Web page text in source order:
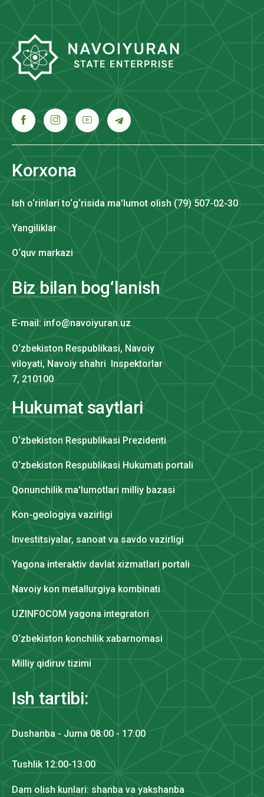
Korxona
Ish o‘rinlari to‘g‘risida ma'lumot olish (79) 507-02-30
Yangiliklar
O‘quv markazi
Biz bilan bog‘lanish
E-mail: info@navoiyuran.uz
O‘zbekiston Respublikasi, Navoiy
viloyati, Navoiy shahri Inspektorlar
7, 210100
Hukumat saytlari
O‘zbekiston Respublikasi Prezidenti
O‘zbekiston Respublikasi Hukumati portali
Qonunchilik ma'lumotlari milliy bazasi
Kon-geologiya vazirligi
Investitsiyalar, sanoat va savdo vazirligi
Yagona interaktiv davlat xizmatlari portali
Navoiy kon metallurgiya kombinati
UZINFOCOM yagona integratori
O‘zbekiston konchilik xabarnomasi
Milliy qidiruv tizimi
Ish tartibi:
Dushanba - Juma 08:00 - 17:00
Tushlik 12:00-13:00
Dam olish kunlari: shanba va yakshanba